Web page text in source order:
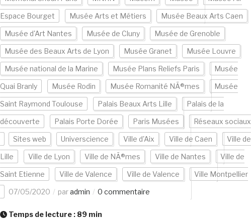
Espace Bourget Musée Arts et Métiers Musée Beaux Arts Caen
Musée d'Art Nantes Musée de Cluny Musée de Grenoble
Musée des Beaux Arts de Lyon Musée Granet Musée Louvre
Musée national de la Marine Musée Plans Reliefs Paris Musée
Quai Branly Musée Rodin Musée Romanité NÃ®mes Musée
Saint Raymond Toulouse Palais Beaux Arts Lille Palais de la
découverte Palais Porte Dorée Paris Musées Réseaux sociaux
Sites web Universcience Ville d'Aix Ville de Caen Ville de
Lille Ville de Lyon Ville de NÃ®mes Ville de Nantes Ville de
Saint Etienne Ville de Valence Ville de Valence Ville Montpellier
07/05/2020 paradmin 0 commentaire
Temps de lecture : 89 min